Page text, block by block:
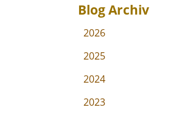
Blog Archiv
2026
2025
2024
2023